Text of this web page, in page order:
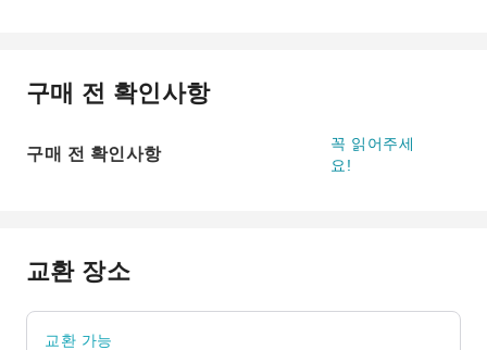
구매 전 확인사항
구매 전 확인사항
꼭 읽어주세
요!
교환 장소
교환 가능